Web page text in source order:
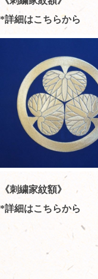
*詳細はこちらから
《刺繍家紋額》
*詳細はこちらから